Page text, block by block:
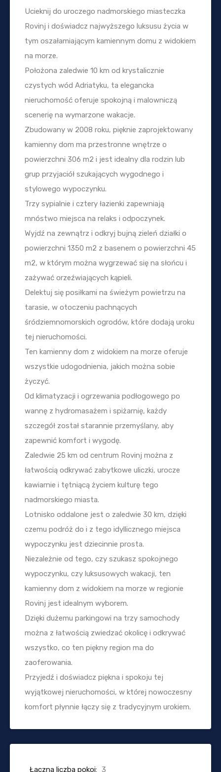
Ucieknij do uroczego nadmorskiego miasteczka
Rovinj i doświadcz najwyższego luksusu życia w
tym oszałamiającym kamiennym domu z widokiem
na morze.
Położona zaledwie 10 km od krystalicznie
czystych wód Adriatyku, ta elegancka
nieruchomość oferuje spokojną i malowniczą
scenerię na wymarzone wakacje.
Zbudowany w 2008 roku, pięknie zaprojektowany
kamienny dom ma przestronne wnętrze o
powierzchni 306 m2 i jest idealny dla rodzin lub
grup przyjaciół szukających wygodnego i
stylowego wypoczynku.
Trzy sypialnie i cztery łazienki zapewniają
mnóstwo miejsca na relaks i odpoczynek.
Wyjdź na zewnątrz i odkryj bujną zieleń działki o
powierzchni 1350 m2 z basenem o powierzchni 45
m2, w którym można wygrzewać się na słońcu i
zażywać orzeźwiających kąpieli.
Delektuj się posiłkami na świeżym powietrzu na
tarasie, w otoczeniu pachnących
śródziemnomorskich ogrodów, które dodają uroku
tej nieruchomości.
Ten kamienny dom z widokiem na morze oferuje
wszystkie udogodnienia, jakich można sobie
życzyć.
Od klimatyzacji i ogrzewania podłogowego po
wannę z hydromasażem i spiżarnię, każdy
szczegół został starannie przemyślany, aby
zapewnić komfort i wygodę.
Zaledwie 25 km od centrum Rovinj można z
łatwością odkrywać zabytkowe uliczki, urocze
kawiarnie i tętniącą życiem kulturę tego
nadmorskiego miasta.
Lotnisko oddalone jest o zaledwie 30 km, dzięki
czemu podróż do i z tego idyllicznego miejsca
wypoczynku jest dziecinnie prosta.
Niezależnie od tego, czy szukasz spokojnego
wypoczynku, czy luksusowych wakacji, ten
kamienny dom z widokiem na morze w regionie
Rovinj jest idealnym wyborem.
Dzięki dużemu parkingowi na trzy samochody
można z łatwością zwiedzać okolicę i odkrywać
wszystko, co ten piękny region ma do
zaoferowania.
Przyjedź i doświadcz piękna i spokoju tej
wyjątkowej nieruchomości, w której nowoczesny
komfort płynnie łączy się z tradycyjnym urokiem.
Łączna liczba pokoi: 3